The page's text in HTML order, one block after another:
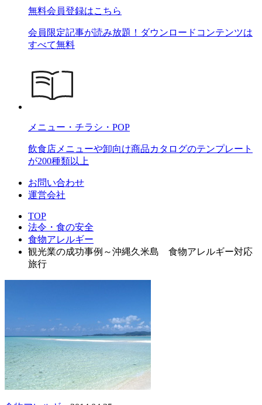
無料会員登録はこちら
会員限定記事が読み放題！ダウンロードコンテンツは
すべて無料
メニュー・チラシ・POP
飲食店メニューや卸向け商品カタログのテンプレート
が200種類以上
お問い合わせ
運営会社
TOP
法令・食の安全
食物アレルギー
観光業の成功事例～沖縄久米島 食物アレルギー対応
旅行